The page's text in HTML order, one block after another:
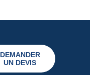
DEMANDER
UN DEVIS